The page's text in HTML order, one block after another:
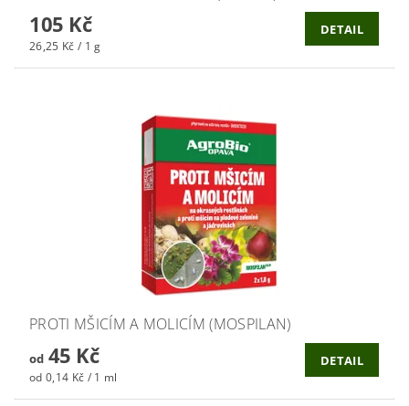
105 Kč
26,25 Kč / 1 g
DETAIL
PROTI MŠICÍM A MOLICÍM (MOSPILAN)
od45 Kč
od 0,14 Kč / 1 ml
DETAIL